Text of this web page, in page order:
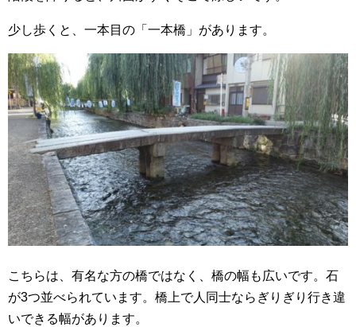
少し歩くと、一本目の「一本橋」があります。
こちらは、有名な方の橋ではなく、橋の幅も広いです。石
が3つ並べられています。橋上で人同士ならぎりぎり行き違
いできる幅があります。